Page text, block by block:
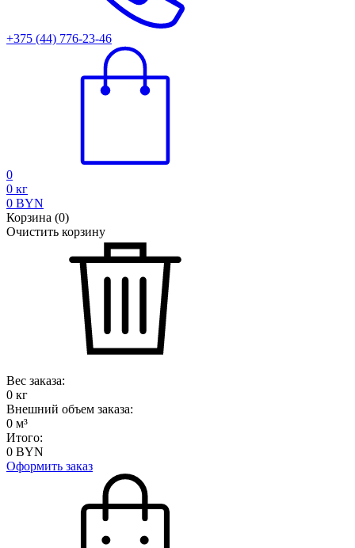
+375 (44) 776-23-46
0
0 кг
0 BYN
Корзина (0)
Очистить корзину
Вес заказа:
0 кг
Внешний объем заказа:
0 м³
Итого:
0 BYN
Оформить заказ